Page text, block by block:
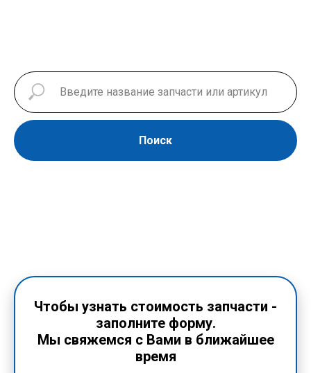
Поиск
Чтобы узнать стоимость запчасти -
заполните форму.
Мы свяжемся с Вами в ближайшее
время